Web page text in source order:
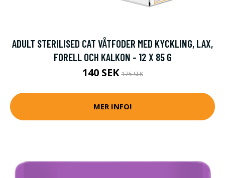
ADULT STERILISED CAT VÅTFODER MED KYCKLING, LAX,
FORELL OCH KALKON - 12 X 85 G
140 SEK175 SEK
MER INFO!